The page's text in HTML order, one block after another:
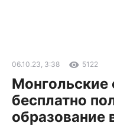
06.10.23, 3:38 5122
Монгольские
бесплатно
образование